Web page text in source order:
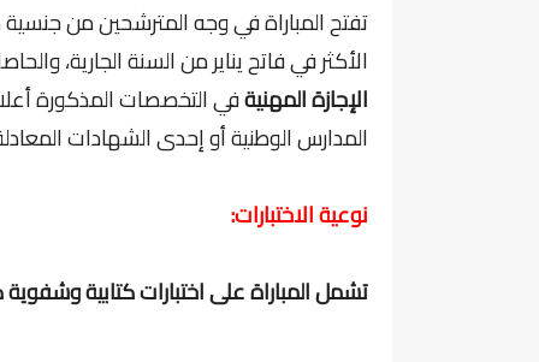
الأكثر في فاتح يناير من السنة الجارية،
الإجازة المهنيةفي التخصصات المذكورة
المدارس الوطنية أو إحدى الشهادات
نوعية الاختبارات:
تشمل المباراة على اختبارات كتابية وشفوية